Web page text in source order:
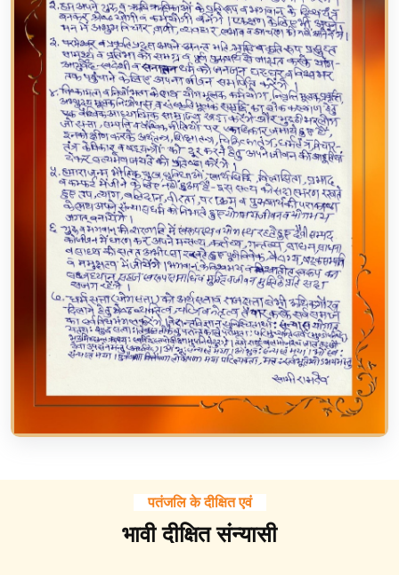
पतंजलि के दीक्षित एवं
भावी दीक्षित संन्यासी